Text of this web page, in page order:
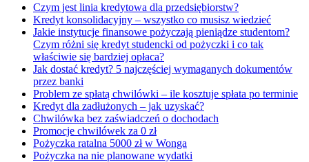
Czym jest linia kredytowa dla przedsiębiorstw?
Kredyt konsolidacyjny – wszystko co musisz wiedzieć
Jakie instytucje finansowe pożyczają pieniądze studentom?
Czym różni się kredyt studencki od pożyczki i co tak
właściwie się bardziej opłaca?
Jak dostać kredyt? 5 najczęściej wymaganych dokumentów
przez banki
Problem ze spłatą chwilówki – ile kosztuje spłata po terminie
Kredyt dla zadłużonych – jak uzyskać?
Chwilówka bez zaświadczeń o dochodach
Promocje chwilówek za 0 zł
Pożyczka ratalna 5000 zł w Wonga
Pożyczka na nie planowane wydatki